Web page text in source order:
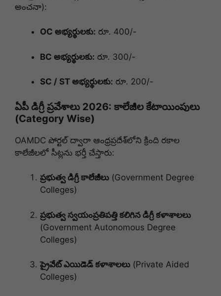
అంచనా):
OC అభ్యర్థులకు: రూ. 400/-
BC అభ్యర్థులకు: రూ. 300/-
SC / ST అభ్యర్థులకు: రూ. 200/-
ఏపీ డిగ్రీ ప్రవేశాలు 2026: కాలేజీల కేటాయింపులు
(Category Wise)
OAMDC పోర్టల్ ద్వారా ఆంధ్రప్రదేశ్‌లోని క్రింది రకాల
కాలేజీలలో సీట్లను భర్తీ చేస్తారు:
ప్రభుత్వ డిగ్రీ కాలేజీలు (Government Degree
Colleges)
ప్రభుత్వ స్వయంప్రతిపత్తి కలిగిన డిగ్రీ కళాశాలలు
(Government Autonomous Degree
Colleges)
ప్రైవేట్ ఎయిడెడ్ కళాశాలలు (Private Aided
Colleges)